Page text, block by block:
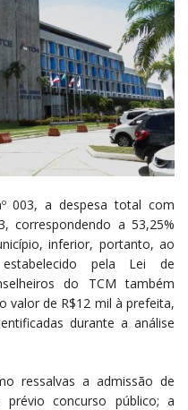
003, a despesa total com
correspondendo a 53,25%
inferior, portanto, ao
pela Lei de
do TCM também
valor de R$12 mil à prefeita,
durante a análise
ressalvas a admissão de
concurso público; a